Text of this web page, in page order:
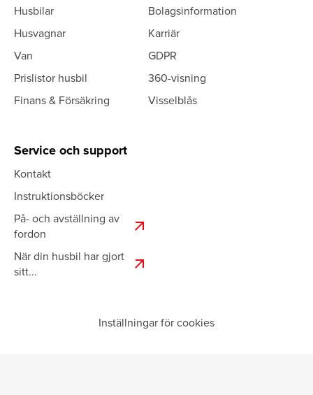
Husbilar
Husvagnar
Van
Prislistor husbil
Finans & Försäkring
Bolagsinformation
Karriär
GDPR
360-visning
Visselblås
Service och support
Kontakt
Instruktionsböcker
På- och avställning av
fordon
arrow_outward
När din husbil har gjort
sitt...
arrow_outward
Inställningar för cookies